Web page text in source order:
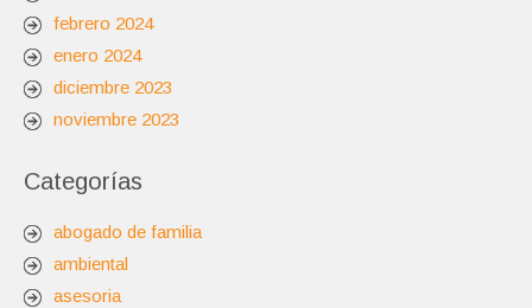
febrero 2024
enero 2024
diciembre 2023
noviembre 2023
Categorías
abogado de familia
ambiental
asesoria